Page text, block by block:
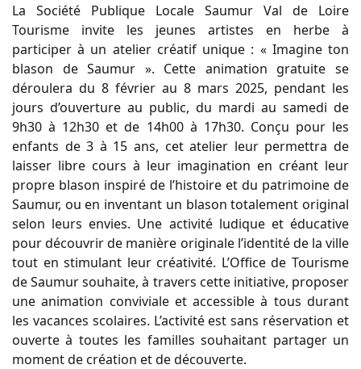
La Société Publique Locale Saumur Val de Loire
Tourisme invite les jeunes artistes en herbe à
participer à un atelier créatif unique : « Imagine ton
blason de Saumur ». Cette animation gratuite se
déroulera du 8 février au 8 mars 2025, pendant les
jours d’ouverture au public, du mardi au samedi de
9h30 à 12h30 et de 14h00 à 17h30. Conçu pour les
enfants de 3 à 15 ans, cet atelier leur permettra de
laisser libre cours à leur imagination en créant leur
propre blason inspiré de l’histoire et du patrimoine de
Saumur, ou en inventant un blason totalement original
selon leurs envies. Une activité ludique et éducative
pour découvrir de manière originale l’identité de la ville
tout en stimulant leur créativité. L’Office de Tourisme
de Saumur souhaite, à travers cette initiative, proposer
une animation conviviale et accessible à tous durant
les vacances scolaires. L’activité est sans réservation et
ouverte à toutes les familles souhaitant partager un
moment de création et de découverte.